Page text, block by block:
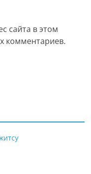
сайта в этом
комментариев.